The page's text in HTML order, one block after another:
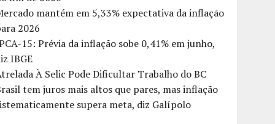
mantém em 5,33% expectativa da inflação
2026
15: Prévia da inflação sobe 0,41% em junho,
IBGE
À Selic Pode Dificultar Trabalho do BC
tem juros mais altos que pares, mas inflação
supera meta, diz Galípolo